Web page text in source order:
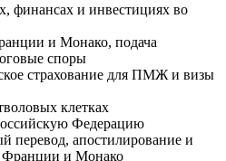
финансах и инвестициях во
и Монако, подача
споры
страхование для ПМЖ и визы
клетках
Федерацию
перевод, апостилирование и
Франции и Монако